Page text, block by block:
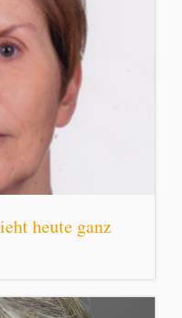
heute ganz